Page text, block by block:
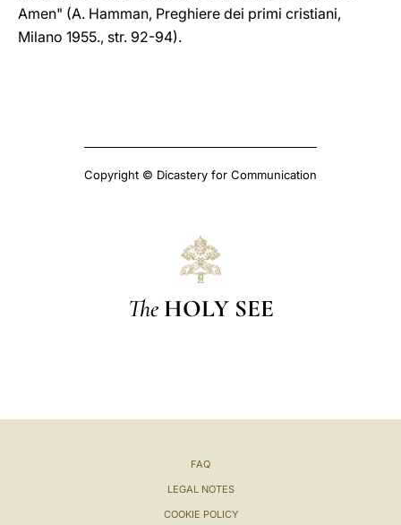
Amen" (A. Hamman, Preghiere dei primi cristiani,
Milano 1955., str. 92-94).
Copyright © Dicastery for Communication
The HOLY SEE
FAQ
LEGAL NOTES
COOKIE POLICY